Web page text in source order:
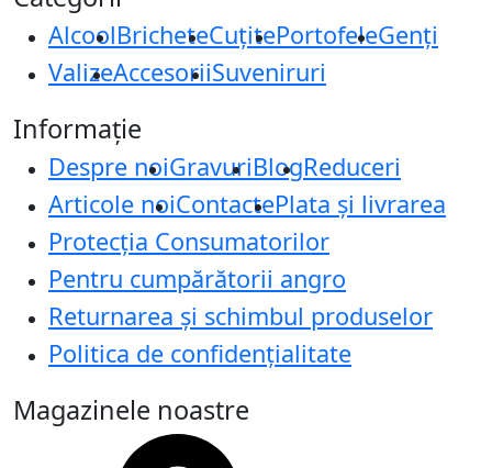
AlcoolBricheteCuțitePortofeleGenți
ValizeAccesoriiSuveniruri
Informație
Despre noiGravuriBlogReduceri
Articole noiContactePlata și livrarea
Protecţia Consumatorilor
Pentru cumpărătorii angro
Returnarea și schimbul produselor
Politica de confidențialitate
Magazinele noastre